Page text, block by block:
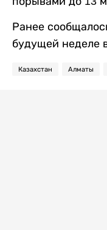
Ранее
будущей неделе
Казахстан Алматы